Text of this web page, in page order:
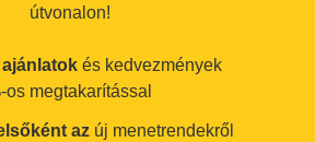
útvonalon!
és kedvezmények
os megtakarítással
az új menetrendekről